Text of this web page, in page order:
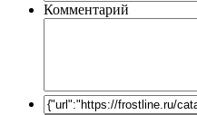
Комментарий